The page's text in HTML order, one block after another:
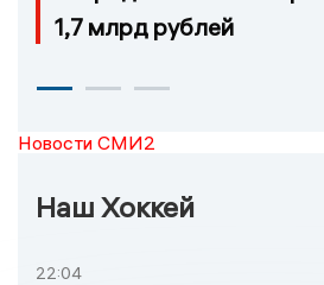
1,7 млрд рублей
Новости СМИ2
Наш Хоккей
22:04